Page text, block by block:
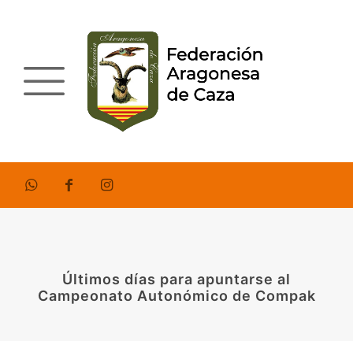
Últimos días para apuntarse al
Campeonato Autonómico de Compak